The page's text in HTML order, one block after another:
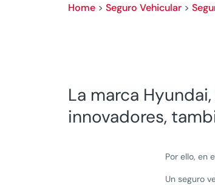
Home > Seguro Vehicular >
La marca
innovadores,
Por ello, en
Un seguro